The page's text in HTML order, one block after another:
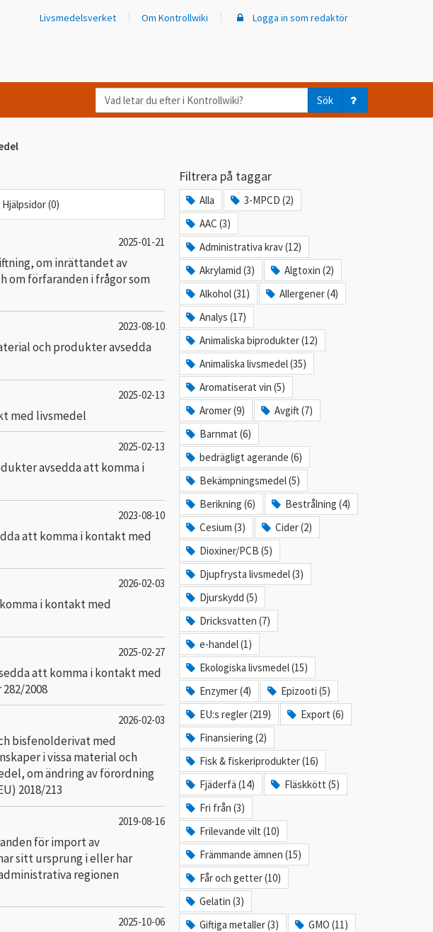
Livsmedelsverket Om Kontrollwiki Logga in som redaktör
Vad
letar
Kontrollwiki?
Sök
Hjälpsidor (0)
2025-01-21
om inrättandet av
om förfaranden i frågor som
2023-08-10
och produkter avsedda
2025-02-13
med livsmedel
2025-02-13
avsedda att komma i
2023-08-10
att komma i kontakt med
2026-02-03
i kontakt med
2025-02-27
att komma i kontakt med
2008
2026-02-03
bisfenolderivat med
i vissa material och
om ändring av förordning
2018/213
2019-08-16
för import av
sitt ursprung i eller har
regionen
2025-10-06
Filtrera på taggar
Alla
3-MPCD (2)
AAC (3)
Administrativa krav (12)
Akrylamid (3)
Algtoxin (2)
Alkohol (31)
Allergener (4)
Analys (17)
Animaliska biprodukter (12)
Animaliska livsmedel (35)
Aromatiserat vin (5)
Aromer (9)
Avgift (7)
Barnmat (6)
bedrägligt agerande (6)
Bekämpningsmedel (5)
Berikning (6)
Bestrålning (4)
Cesium (3)
Cider (2)
Dioxiner/PCB (5)
Djupfrysta livsmedel (3)
Djurskydd (5)
Dricksvatten (7)
e-handel (1)
Ekologiska livsmedel (15)
Enzymer (4)
Epizooti (5)
EU:s regler (219)
Export (6)
Finansiering (2)
Fisk & fiskeriprodukter (16)
Fjäderfä (14)
Fläskkött (5)
Fri från (3)
Frilevande vilt (10)
Främmande ämnen (15)
Får och getter (10)
Gelatin (3)
Giftiga metaller (3)
GMO (11)